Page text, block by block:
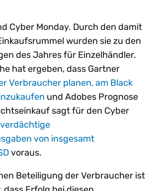
Cyber Monday. Durch den damit
wurden sie zu den
des Jahres für Einzelhändler.
hat ergeben, dass Gartner
Verbraucher planen, am Black
und Adobes Prognose
sagt für den Cyber
von insgesamt
voraus.
Beteiligung der Verbraucher ist